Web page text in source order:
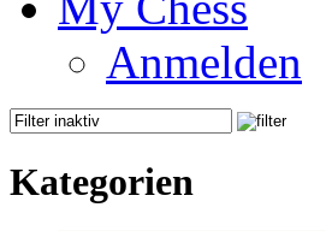
Anmelden
Kategorien